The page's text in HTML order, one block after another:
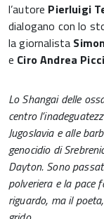
l’autore Pierluigi
dialogano con lo
la giornalista
e Ciro Andrea
Lo Shangai delle
centro
Jugoslavia e alle
genocidio di
Dayton. Sono
polveriera e la pace
riguardo, ma il